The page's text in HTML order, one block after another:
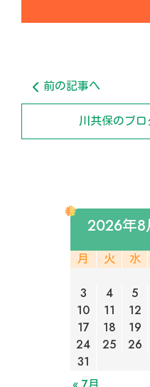
前の記事へ
川共保のブ
2026年8
月 火 水
3
4 5
10
11 12
17
18 19
24
25 26
31